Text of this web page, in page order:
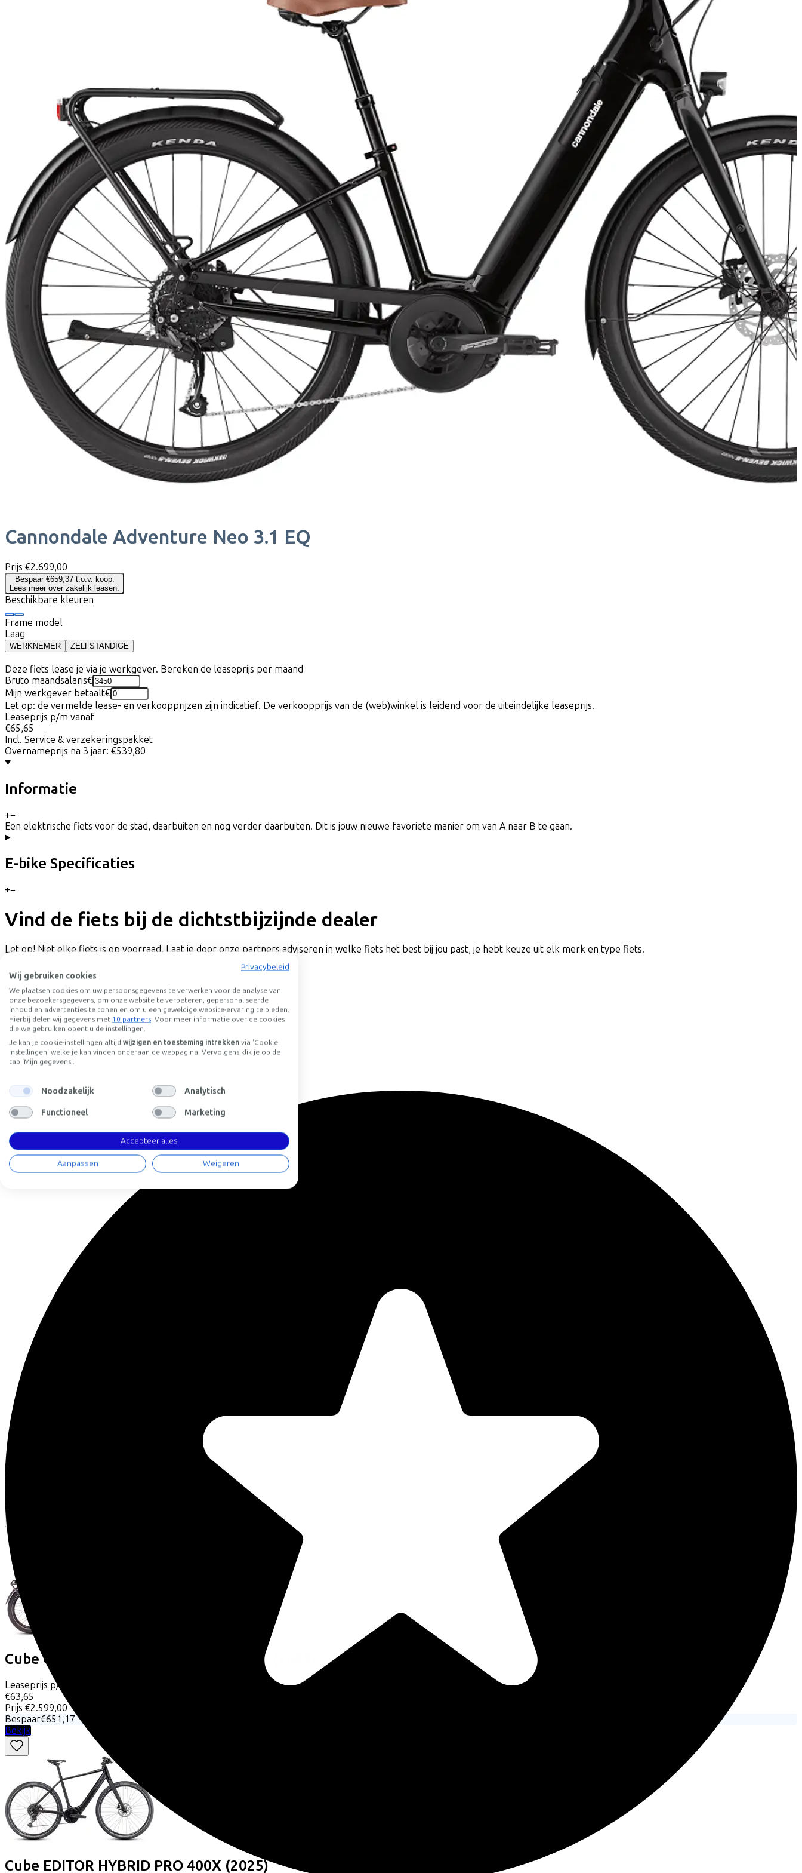
Cannondale Adventure Neo 3.1 EQ
Prijs €2.699,00
Bespaar €659,37 t.o.v. koop.
Lees meer over zakelijk leasen.
Beschikbare kleuren
Frame model
Laag
WERKNEMER ZELFSTANDIGE
Deze fiets lease je via je werkgever. Bereken de leaseprijs per maand
Bruto maandsalaris€
Mijn werkgever betaalt€
Let op: de vermelde lease- en verkoopprijzen zijn indicatief. De verkoopprijs van de (web)winkel is leidend voor de uiteindelijke leaseprijs.
Leaseprijs p/m vanaf
€65,65
Incl. Service & verzekeringspakket
Overnameprijs na 3 jaar: €539,80
Informatie
+−
Een elektrische fiets voor de stad, daarbuiten en nog verder daarbuiten. Dit is jouw nieuwe favoriete manier om van A naar B te gaan.
E-bike Specificaties
+−
Vind de fiets bij de dichtstbijzijnde dealer
Let op! Niet elke fiets is op voorraad. Laat je door onze partners adviseren in welke fiets het best bij jou past, je hebt keuze uit elk merk en type fiets.
Proefrit aanvragen
Selecteer eerst een fietsenwinkel om een proefrit aan te vragen
Locatie Dealernaam
5
10 25
Vergelijkbare fietsen
Cube COMPACT HYBRID COMFORT 500
Leaseprijs p/m vanaf
€63,65
Prijs €2.599,00
Bespaar€651,17
Bekijk
Cube EDITOR HYBRID PRO 400X (2025)
Privacybeleid
Wij gebruiken cookies
We plaatsen cookies om uw persoonsgegevens te verwerken voor de analyse van
onze bezoekersgegevens, om onze website te verbeteren, gepersonaliseerde
inhoud en advertenties te tonen en om u een geweldige website-ervaring te bieden.
Hierbij delen wij gegevens met 10 partners. Voor meer informatie over de cookies
die we gebruiken opent u de instellingen.
Je kan je cookie-instellingen altijd wijzigen en toesteming intrekken via 'Cookie
instellingen' welke je kan vinden onderaan de webpagina. Vervolgens klik je op de
tab ‘Mijn gegevens'.
Noodzakelijk Analytisch
Functioneel Marketing
Accepteer alles
Aanpassen Weigeren